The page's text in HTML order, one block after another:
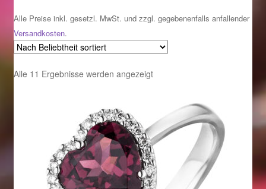
Datenschutz
Geschenke zu Ostern 2023
Geschenke zu Ostern 2024
Geschenkideen für Weihnachten 2022
Geschenkideen für Weihnachten 2023
Geschenkideen für Weihnachten 2024
Alle Preise inkl. gesetzl. MwSt. und zzgl. gegebenenfalls anfallender
Versandkosten.
Alle 11 Ergebnisse werden angezeigtNach